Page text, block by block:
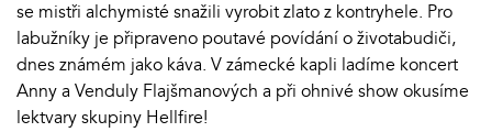
se mistři alchymisté snažili vyrobit zlato z kontryhele. Pro
labužníky je připraveno poutavé povídání o životabudiči,
dnes známém jako káva. V zámecké kapli ladíme koncert
Anny a Venduly Flajšmanových a při ohnivé show okusíme
lektvary skupiny Hellfire!